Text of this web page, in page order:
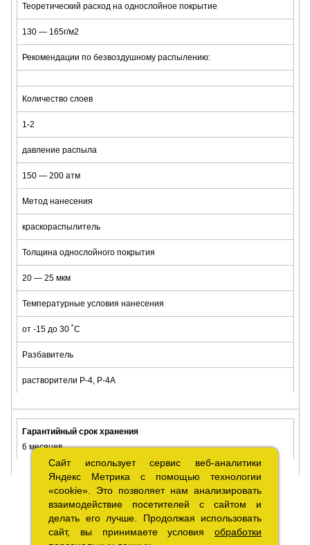
Теоретический расход на однослойное покрытие
130 — 165г/м2
Рекомендации по безвоздушному распылению:
Количество слоев
1-2
давление распыла
150 — 200 атм
Метод нанесения
краскораспылитель
Толщина однослойного покрытия
20 — 25 мкм
Температурные условия нанесения
от -15 до 30 ˚C
Разбавитель
растворители Р-4, Р-4А
Гарантийный срок хранения
6 месяцев
Сайт использует сервис веб-аналитики
Яндекс Метрика с помощью технологии
«cookie». Это позволяет нам анализировать
взаимодействие посетителей с сайтом и
делать его лучше. Продолжая использовать
сайт, вы принимаете условия обработки
Сайт использует сервис веб-аналитики
Яндекс Метрика с помощью технологии
«cookie». Это позволяет нам анализировать
взаимодействие посетителей с сайтом и
делать его лучше. Продолжая использовать
сайт, вы принимаете условия обработки